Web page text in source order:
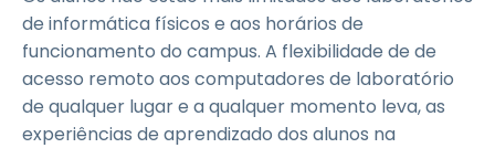
de informática físicos e aos horários de
funcionamento do campus. A flexibilidade de de
acesso remoto aos computadores de laboratório
de qualquer lugar e a qualquer momento leva, as
experiências de aprendizado dos alunos na